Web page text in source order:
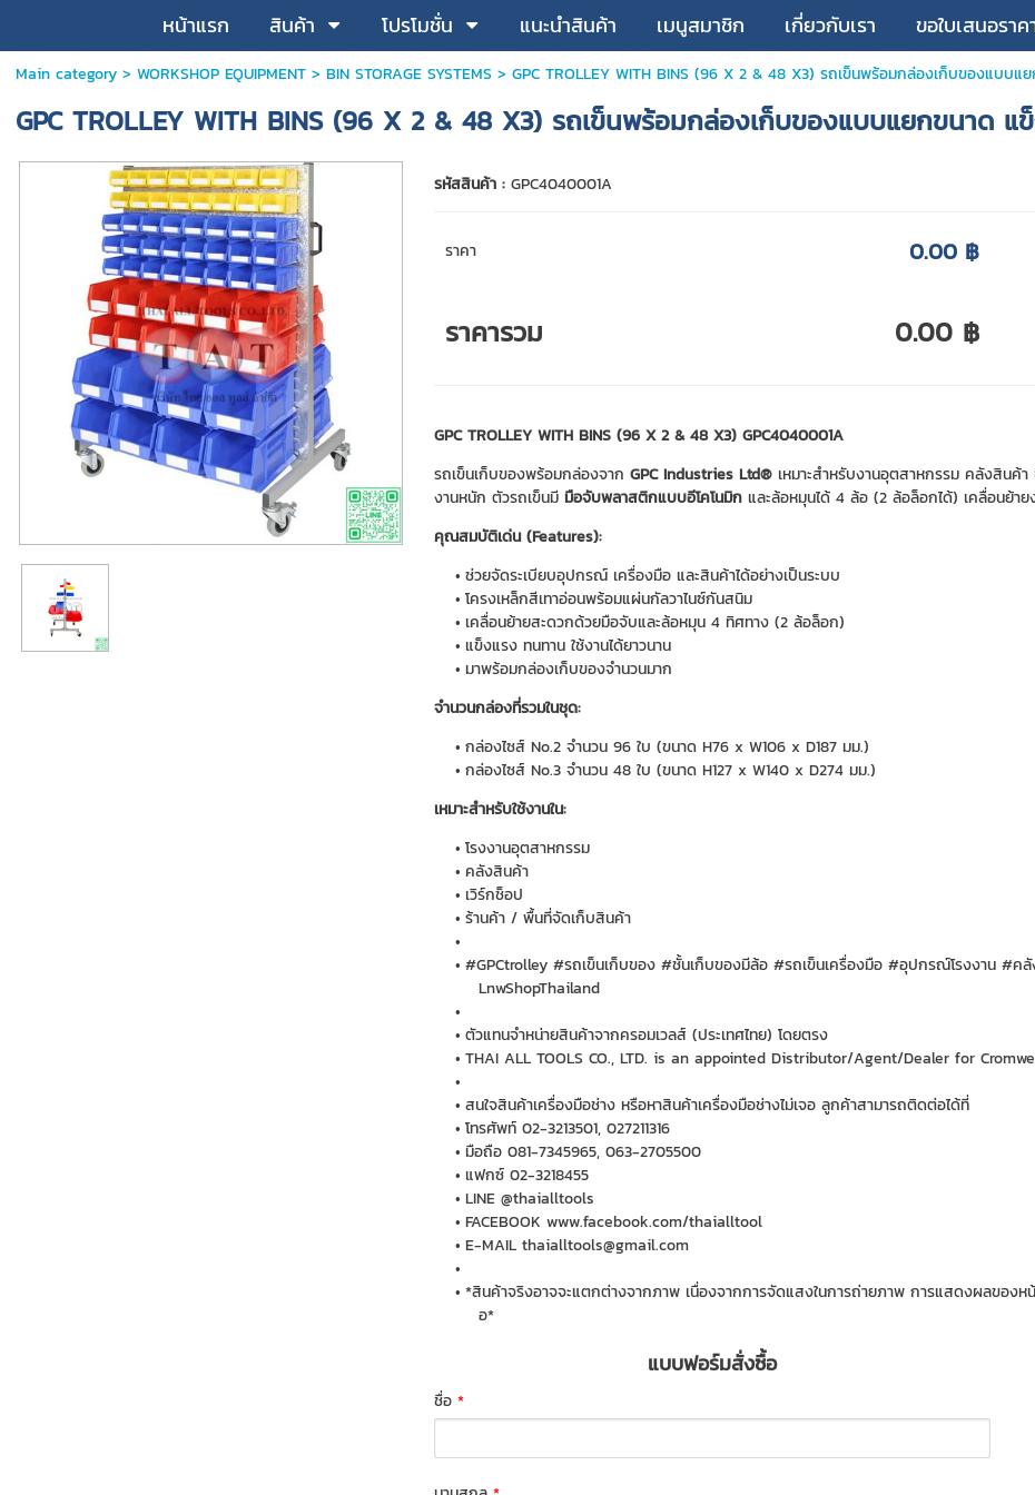
หน้าแรก สินค้า โปรโมชั่น แนะนำสินค้า เมนูสมาชิก เกี่ยวกับเรา ขอใบเสนอราค
Main category> WORKSHOP EQUIPMENT> BIN STORAGE SYSTEMS> GPC TROLLEY WITH BINS (96 X 2 & 48 X3) รถเข็นพร้อมกล่องเก็บของแบบแ
GPC TROLLEY WITH BINS (96 X 2 & 48 X3) รถเข็นพร้อมกล่องเก็บของแบบแยกขนาด
รหัสสินค้า : GPC4040001A
ราคา 0.00 ฿
ราคารวม 0.00 ฿
GPC TROLLEY WITH BINS (96 X 2 & 48 X3) GPC4040001A
รถเข็นเก็บของพร้อมกล่องจาก GPC Industries Ltd®เหมาะสำหรับงานอุตสาหกรรม คลังสินค้า
งานหนัก ตัวรถเข็นมี มือจับพลาสติกแบบอีโคโนมิกและล้อหมุนได้ 4 ล้อ (2 ล้อล็อกได้) เคลื่อนย้า
คุณสมบัติเด่น (Features):
ช่วยจัดระเบียบอุปกรณ์ เครื่องมือ และสินค้าได้อย่างเป็นระบบ
โครงเหล็กสีเทาอ่อนพร้อมแผ่นกัลวาไนซ์กันสนิม
เคลื่อนย้ายสะดวกด้วยมือจับและล้อหมุน 4 ทิศทาง (2 ล้อล็อก)
แข็งแรง ทนทาน ใช้งานได้ยาวนาน
มาพร้อมกล่องเก็บของจำนวนมาก
จำนวนกล่องที่รวมในชุด:
กล่องไซส์ No.2 จำนวน 96 ใบ (ขนาด H76 x W106 x D187 มม.)
กล่องไซส์ No.3 จำนวน 48 ใบ (ขนาด H127 x W140 x D274 มม.)
เหมาะสำหรับใช้งานใน:
โรงงานอุตสาหกรรม
คลังสินค้า
เวิร์กช็อป
ร้านค้า / พื้นที่จัดเก็บสินค้า
#GPCtrolley #รถเข็นเก็บของ #ชั้นเก็บของมีล้อ #รถเข็นเครื่องมือ #อุปกรณ์โรงงาน
LnwShopThailand
ตัวแทนจำหน่ายสินค้าจากครอมเวลส์ (ประเทศไทย) โดยตรง
THAI ALL TOOLS CO., LTD. is an appointed Distributor/Agent/Dealer for
สนใจสินค้าเครื่องมือช่าง หรือหาสินค้าเครื่องมือช่างไม่เจอ ลูกค้าสามารถติดต่อได้ที่
โทรศัพท์ 02-3213501, 027211316
มือถือ 081-7345965, 063-2705500
แฟกซ์ 02-3218455
LINE @thaialltools
FACEBOOK www.facebook.com/thaialltool
E-MAIL thaialltools@gmail.com
*สินค้าจริงอาจจะแตกต่างจากภาพ เนื่องจากการจัดแสงในการถ่ายภาพ การแสดงผลของ
อ*
แบบฟอร์มสั่งซื้อ
ชื่อ *